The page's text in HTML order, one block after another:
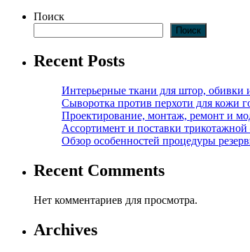
Поиск
Поиск
Recent Posts
Интерьерные ткани для штор, обивки
Сыворотка против перхоти для кожи
Проектирование, монтаж, ремонт и
Ассортимент и поставки
Обзор особенностей процедуры
Recent Comments
Нет комментариев для просмотра.
Archives